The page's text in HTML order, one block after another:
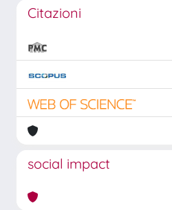
Citazioni
social impact